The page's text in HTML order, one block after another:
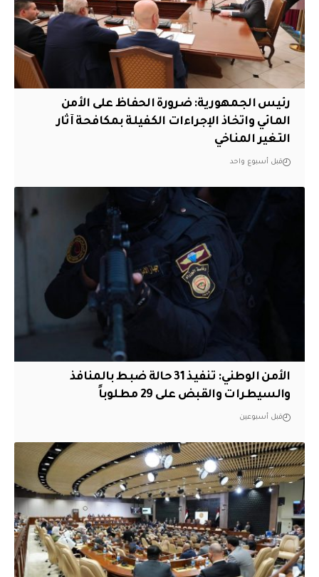
رئيس الجمهورية: ضرورة الحفاظ على الأمن
المائي واتخاذ الإجراءات الكفيلة بمكافحة آثار
التغير المناخي
قبل أسبوع واحد
الأمن الوطني: تنفيذ 31 حالة ضبط بالمنافذ
والسيطرات والقبض على 29 مطلوباً
قبل أسبوعين